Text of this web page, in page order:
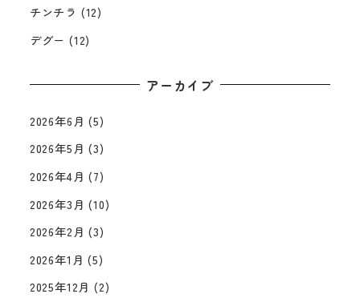
チンチラ (12)
デグー (12)
アーカイブ
2026年6月 (5)
2026年5月 (3)
2026年4月 (7)
2026年3月 (10)
2026年2月 (3)
2026年1月 (5)
2025年12月 (2)